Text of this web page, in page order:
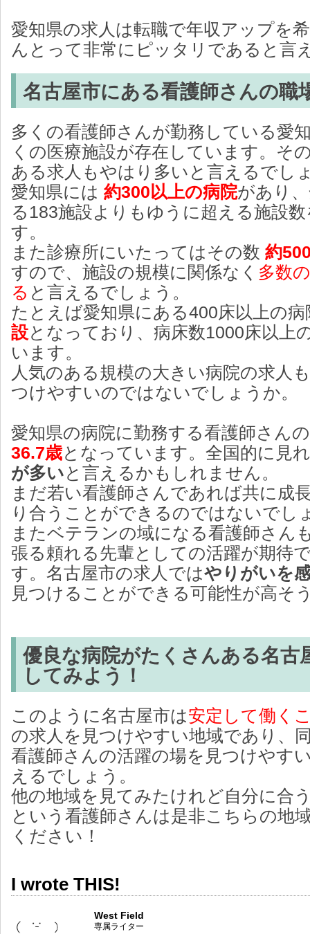
愛知県の求人は転職で年収アップを
んとって非常にピッタリであると言
名古屋市にある看護師さんの職
多くの看護師さんが勤務している愛
くの医療施設が存在しています。そ
ある求人もやはり多いと言えるでし
愛知県には 約300以上の病院があり
る183施設よりもゆうに超える施設
す。
また診療所にいたってはその数 約
すので、施設の規模に関係なく 多数
る と言えるでしょう。
たとえば愛知県にある400床以上の
設となっており、病床数1000床以上
います。
人気のある規模の大きい病院の求人
つけやすいのではないでしょうか。
愛知県の病院に勤務する看護師さん
36.7歳となっています。全国的に見
が多いと言えるかもしれません。
まだ若い看護師さんであれば共に成
り合うことができるのではないでし
またベテランの域になる看護師さん
張る頼れる先輩としての活躍が期待
す。名古屋市の求人ではやりがいを
見つけることができる可能性が高そ
優良な病院がたくさんある名古
してみよう！
このように名古屋市は安定して働く
の求人を見つけやすい地域であり、
看護師さんの活躍の場を見つけやす
えるでしょう。
他の地域を見てみたけれど自分に合
という看護師さんは是非こちらの地
ください！
I wrote THIS!
West Field
専属ライター